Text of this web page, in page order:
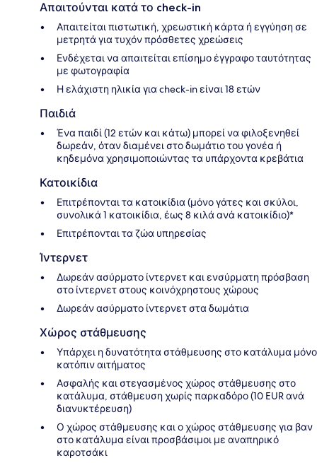
Απαιτούνται κατά το check-in
Απαιτείται πιστωτική, χρεωστική κάρτα ή εγγύηση σε
μετρητά για τυχόν πρόσθετες χρεώσεις
Ενδέχεται να απαιτείται επίσημο έγγραφο ταυτότητας
με φωτογραφία
Η ελάχιστη ηλικία για check-in είναι 18 ετών
Παιδιά
Ένα παιδί (12 ετών και κάτω) μπορεί να φιλοξενηθεί
δωρεάν, όταν διαμένει στο δωμάτιο του γονέα ή
κηδεμόνα χρησιμοποιώντας τα υπάρχοντα κρεβάτια
Κατοικίδια
Επιτρέπονται τα κατοικίδια (μόνο γάτες και σκύλοι,
συνολικά 1 κατοικίδια, έως 8 κιλά ανά κατοικίδιο)*
Επιτρέπονται τα ζώα υπηρεσίας
Ίντερνετ
Δωρεάν ασύρματο ίντερνετ και ενσύρματη πρόσβαση
στο ίντερνετ στους κοινόχρηστους χώρους
Δωρεάν ασύρματο ίντερνετ στα δωμάτια
Χώρος στάθμευσης
Υπάρχει η δυνατότητα στάθμευσης στο κατάλυμα μόνο
κατόπιν αιτήματος
Ασφαλής και στεγασμένος χώρος στάθμευσης στο
κατάλυμα, στάθμευση χωρίς παρκαδόρο (10 EUR ανά
διανυκτέρευση)
Ο χώρος στάθμευσης και ο χώρος στάθμευσης για βαν
στο κατάλυμα είναι προσβάσιμοι με αναπηρικό
καροτσάκι